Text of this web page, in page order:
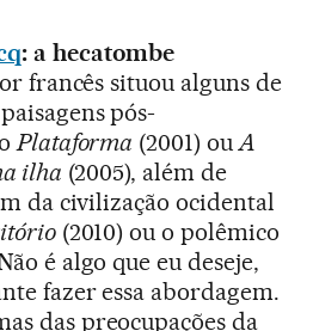
: a hecatombe
francês situou alguns de
pós-
Plataforma (2001) ouA
ilha (2005), além de
da civilização ocidental
(2010) ou o polêmico
é algo que eu deseje,
fazer essa abordagem.
das preocupações da